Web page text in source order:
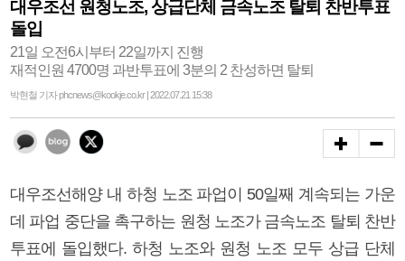
대우조선 원청노조, 상급단체 금속노조 탈퇴 찬반투표
돌입
21일 오전6시부터 22일까지 진행
재적인원 4700명 과반투표에 3분의 2 찬성하면 탈퇴
박현철 기자 phcnews@kookje.co.kr | 2022.07.21 15:38
대우조선해양 내 하청 노조 파업이 50일째 계속되는 가운
데 파업 중단을 촉구하는 원청 노조가 금속노조 탈퇴 찬반
투표에 돌입했다. 하청 노조와 원청 노조 모두 상급 단체